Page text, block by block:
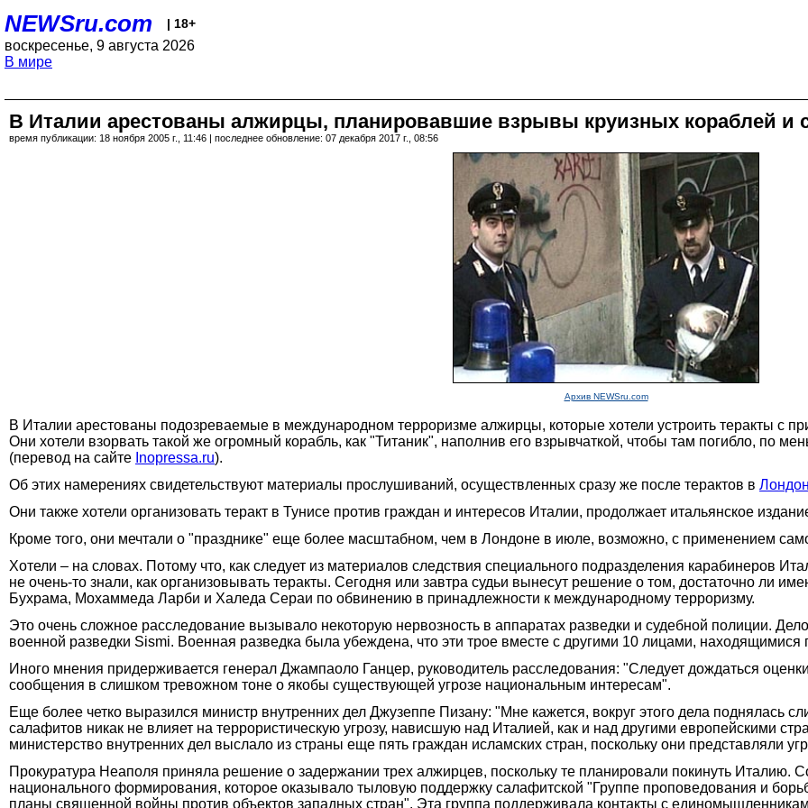
NEWSru.com | 18+
воскресенье, 9 августа 2026
В мире
В Италии арестованы алжирцы, планировавшие взрывы круизных кораблей и
время публикации: 18 ноября 2005 г., 11:46 | последнее обновление: 07 декабря 2017 г., 08:56
Архив NEWSru.com
В Италии арестованы подозреваемые в международном терроризме алжирцы, которые хотели устроить теракты с
Они хотели взорвать такой же огромный корабль, как "Титаник", наполнив его взрывчаткой, чтобы там погибло, по
(перевод на сайте Inopressa.ru).
Об этих намерениях свидетельствуют материалы прослушиваний, осуществленных сразу же после терактов в
Они также хотели организовать теракт в Тунисе против граждан и интересов Италии, продолжает итальянское
Кроме того, они мечтали о "празднике" еще более масштабном, чем в Лондоне в июле, возможно, с применением
Хотели – на словах. Потому что, как следует из материалов следствия специального подразделения карабинеров
не очень-то знали, как организовывать теракты. Сегодня или завтра судьи вынесут решение о том, достаточно ли
Бухрама, Мохаммеда Ларби и Халеда Сераи по обвинению в принадлежности к международному терроризму.
Это очень сложное расследование вызывало некоторую нервозность в аппаратах разведки и судебной полиции.
военной разведки Sismi. Военная разведка была убеждена, что эти трое вместе с другими 10 лицами,
Иного мнения придерживается генерал Джампаоло Ганцер, руководитель расследования: "Следует дождаться
сообщения в слишком тревожном тоне о якобы существующей угрозе национальным интересам".
Еще более четко выразился министр внутренних дел Джузеппе Пизану: "Мне кажется, вокруг этого дела поднялась
салафитов никак не влияет на террористическую угрозу, нависшую над Италией, как и над другими европейскими
министерство внутренних дел выслало из страны еще пять граждан исламских стран, поскольку они представляли
Прокуратура Неаполя приняла решение о задержании трех алжирцев, поскольку те планировали покинуть
национального формирования, которое оказывало тыловую поддержку салафитской "Группе проповедования и
планы священной войны против объектов западных стран". Эта группа поддерживала контакты с